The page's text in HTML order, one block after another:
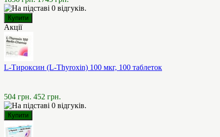
Акції
L-Тироксин (L-Thyroxin) 100 мкг, 100 таблеток
504 грн. 452 грн.